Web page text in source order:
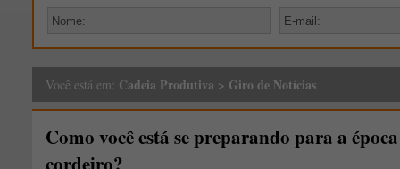
Você está em: Cadeia Produtiva > Giro de Notícias
Como você está se preparando para a
cordeiro?